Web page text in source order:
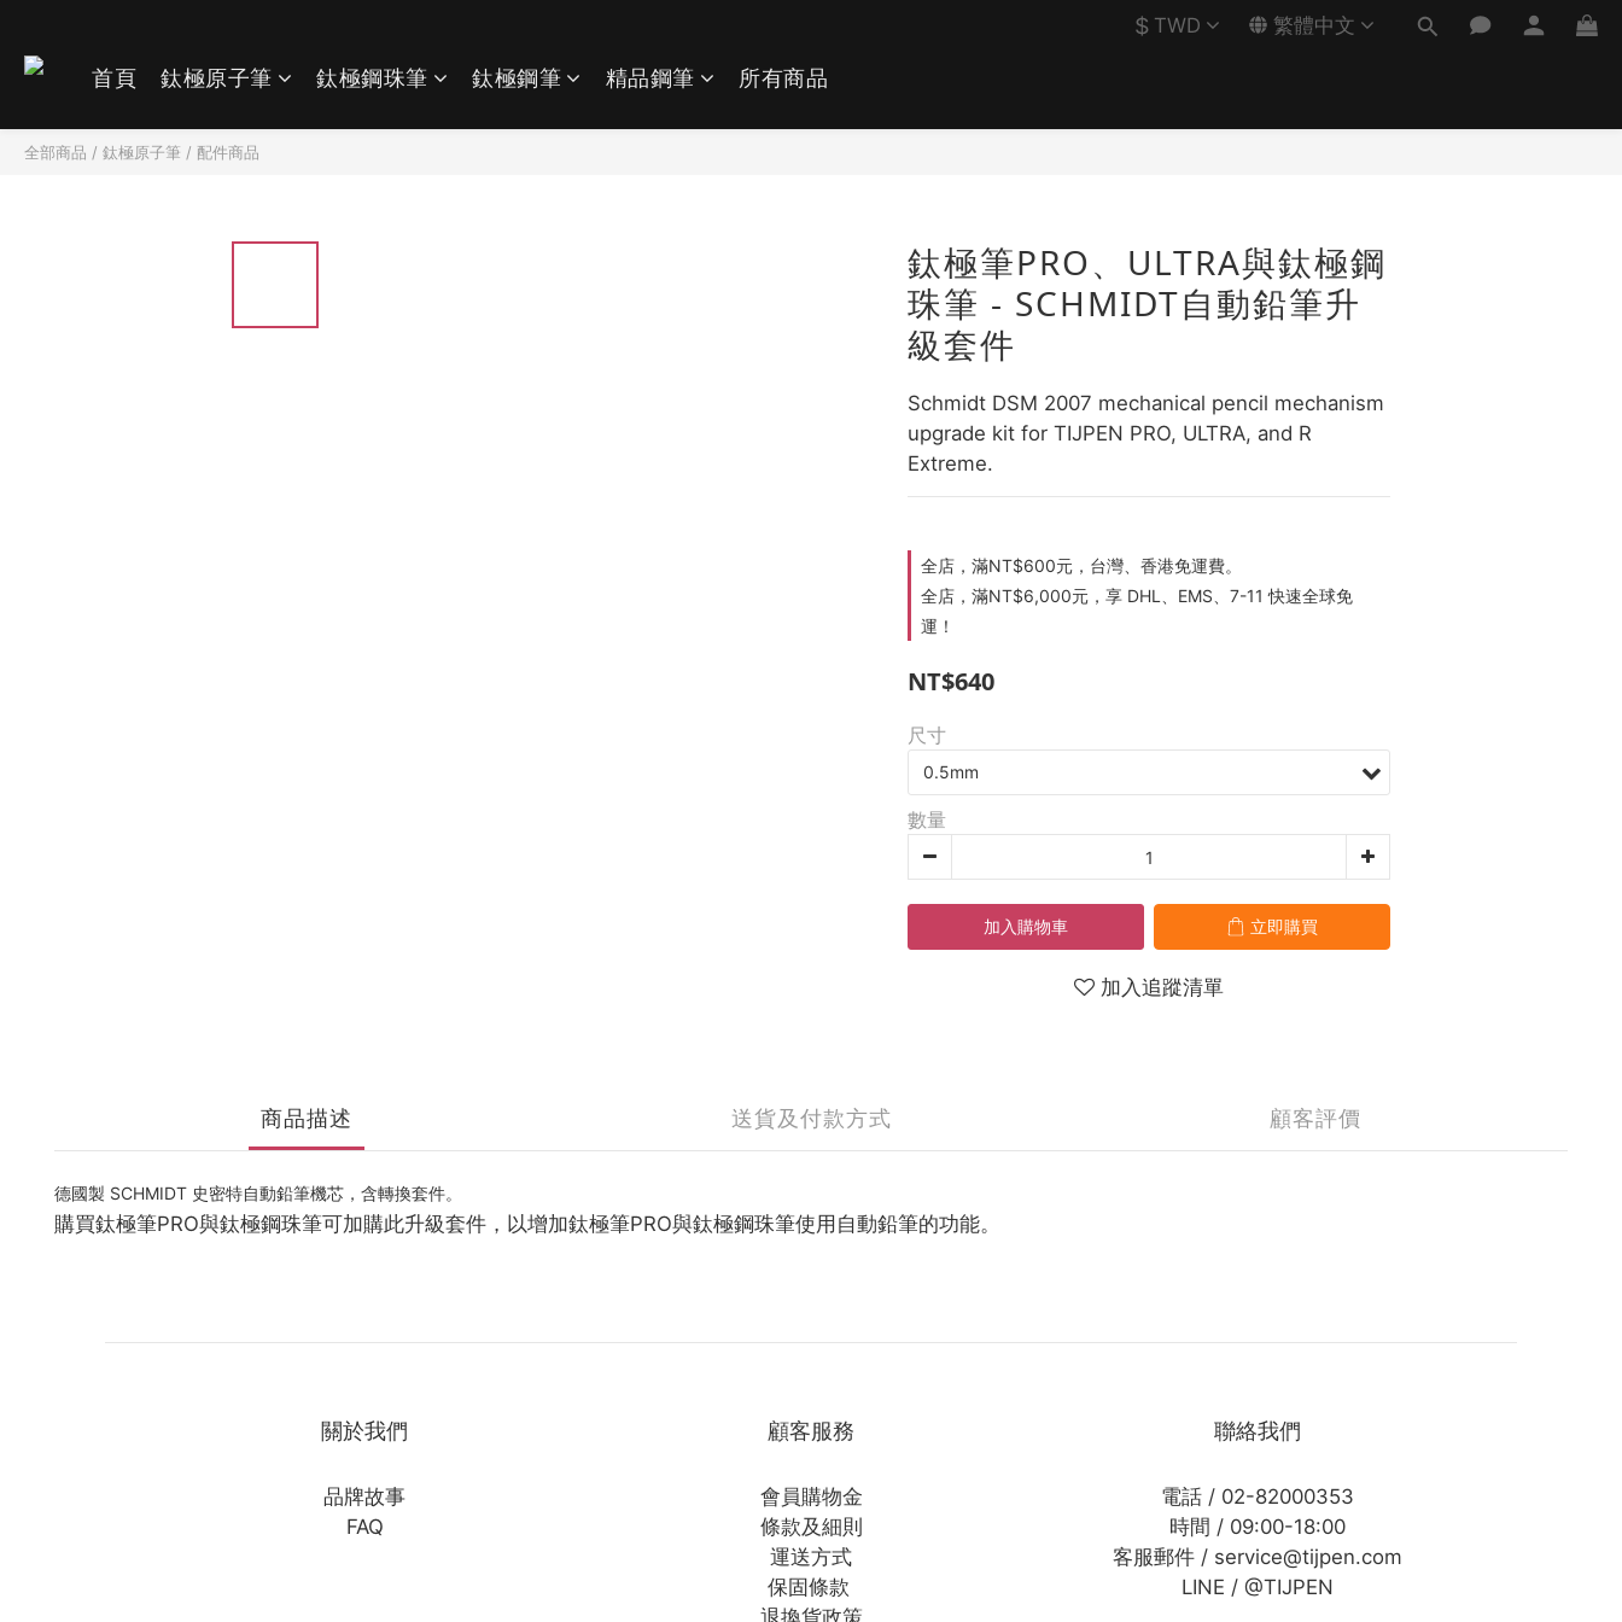
$ TWD 繁體中文
首頁 鈦極原子筆 鈦極鋼珠筆 鈦極鋼筆 精品鋼筆 所有商品
全部商品 / 鈦極原子筆 / 配件商品
鈦極筆PRO、ULTRA與鈦極鋼
珠筆 - SCHMIDT自動鉛筆升
級套件
Schmidt DSM 2007 mechanical pencil mechanism
upgrade kit for TIJPEN PRO, ULTRA, and R
Extreme.
全店，滿NT$600元，台灣、香港免運費。
全店，滿NT$6,000元，享 DHL、EMS、7-11 快速全球免
運！
NT$640
尺寸
數量
加入購物車 立即購買
加入追蹤清單
商品描述 送貨及付款方式 顧客評價
德國製 SCHMIDT 史密特自動鉛筆機芯，含轉換套件。
購買鈦極筆PRO與鈦極鋼珠筆可加購此升級套件，以增加鈦極筆PRO與鈦極鋼珠筆使用自動鉛筆的功能。
關於我們
品牌故事
FAQ
顧客服務
會員購物金
條款及細則
運送方式
保固條款
退換貨政策
聯絡我們
電話 / 02-82000353
時間 / 09:00-18:00
客服郵件 / service@tijpen.com
LINE / @TIJPEN